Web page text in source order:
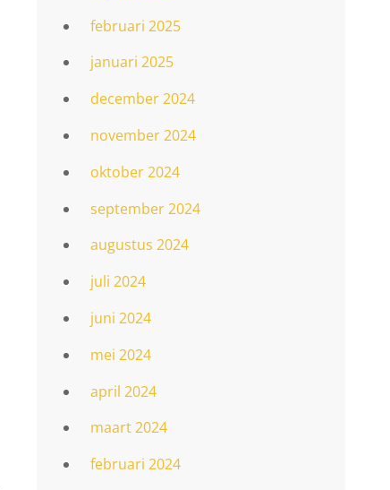
februari 2025
januari 2025
december 2024
november 2024
oktober 2024
september 2024
augustus 2024
juli 2024
juni 2024
mei 2024
april 2024
maart 2024
februari 2024